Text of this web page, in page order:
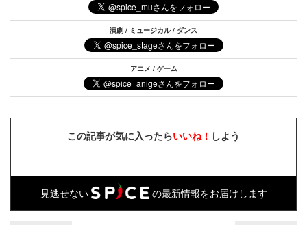
演劇 / ミュージカル / ダンス
アニメ / ゲーム
この記事が気に入ったらいいね！ しよう
見逃せない の最新情報をお届けします